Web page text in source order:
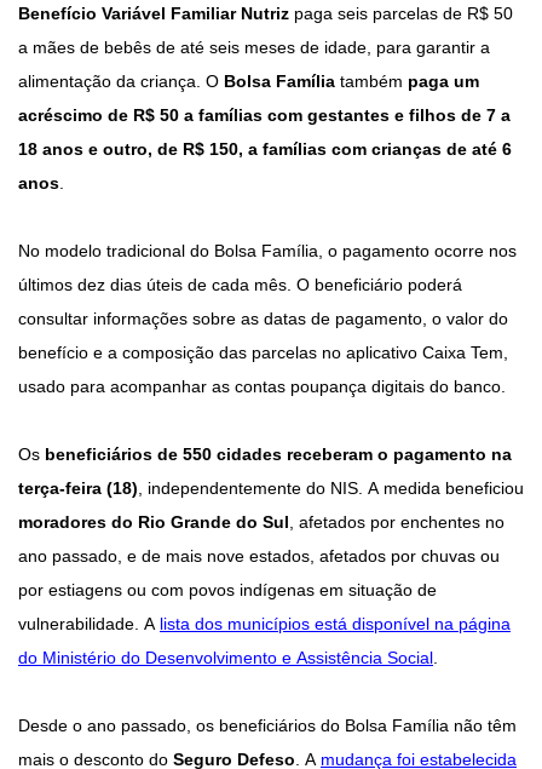
Benefício Variável Familiar Nutriz paga seis parcelas de R$ 50
a mães de bebês de até seis meses de idade, para garantir a
alimentação da criança. O Bolsa Família também paga um
acréscimo de R$ 50 a famílias com gestantes e filhos de 7 a
18 anos e outro, de R$ 150, a famílias com crianças de até 6
anos.
No modelo tradicional do Bolsa Família, o pagamento ocorre nos
últimos dez dias úteis de cada mês. O beneficiário poderá
consultar informações sobre as datas de pagamento, o valor do
benefício e a composição das parcelas no aplicativo Caixa Tem,
usado para acompanhar as contas poupança digitais do banco.
Os beneficiários de 550 cidades receberam o pagamento na
terça-feira (18), independentemente do NIS. A medida beneficiou
moradores do Rio Grande do Sul, afetados por enchentes no
ano passado, e de mais nove estados, afetados por chuvas ou
por estiagens ou com povos indígenas em situação de
vulnerabilidade. A lista dos municípios está disponível na página
do Ministério do Desenvolvimento e Assistência Social.
Desde o ano passado, os beneficiários do Bolsa Família não têm
mais o desconto do Seguro Defeso. A mudança foi estabelecida